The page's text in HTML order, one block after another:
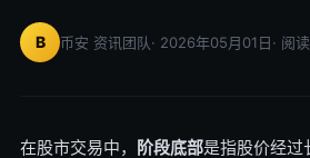
B 币安 资讯团队· 2026年05月01日· 阅
在股市交易中， 阶段底部是指股价经过